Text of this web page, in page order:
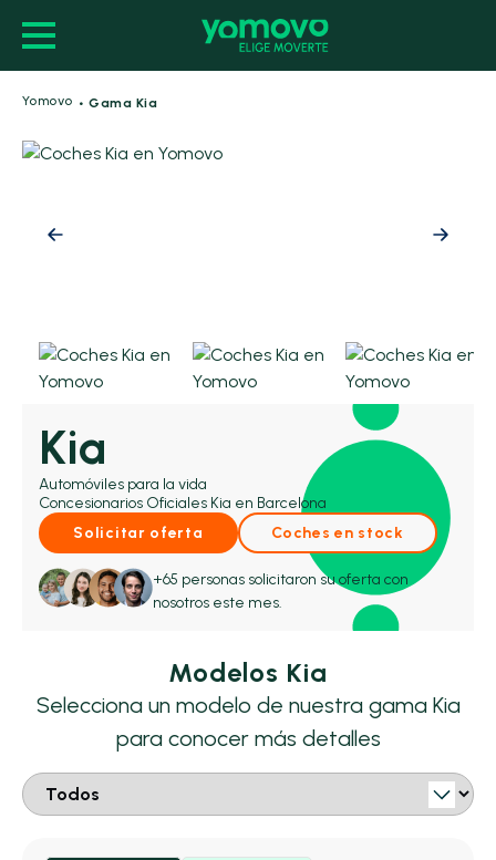
Yomovo · Gama Kia
Kia
Automóviles para la vida
Concesionarios Oficiales Kia en Barcelona
Solicitar oferta
Coches en stock
+65 personas solicitaron su oferta con
nosotros este mes.
Modelos Kia
Selecciona un modelo de nuestra gama Kia
para conocer más detalles